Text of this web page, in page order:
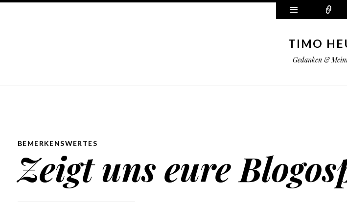
Widgets
TIMO
Gedanken &
BEMERKENSWERTES
Zeigt uns eure